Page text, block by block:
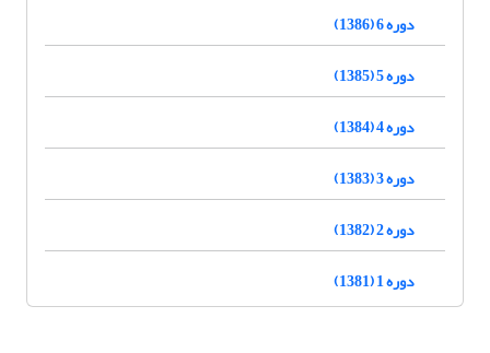
دوره 6 (1386)
دوره 5 (1385)
دوره 4 (1384)
دوره 3 (1383)
دوره 2 (1382)
دوره 1 (1381)